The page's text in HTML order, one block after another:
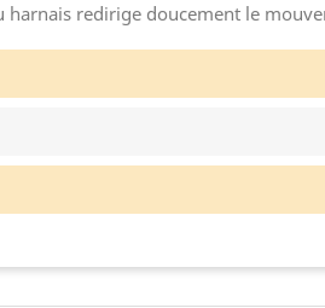
harnais redirige doucement le